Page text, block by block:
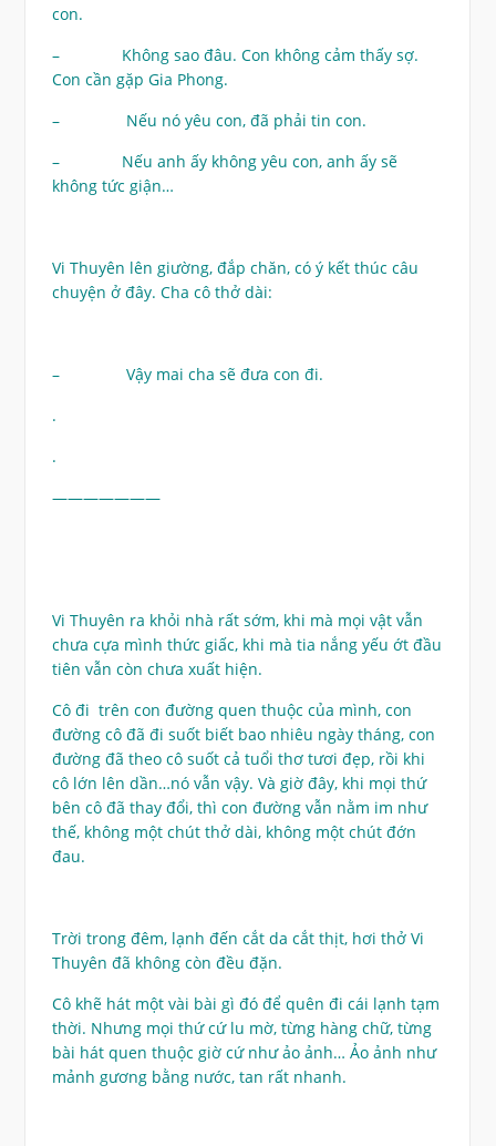
con.
– Không sao đâu. Con không cảm thấy sợ.
Con cần gặp Gia Phong.
– Nếu nó yêu con, đã phải tin con.
– Nếu anh ấy không yêu con, anh ấy sẽ
không tức giận…
Vi Thuyên lên giường, đắp chăn, có ý kết thúc câu
chuyện ở đây. Cha cô thở dài:
– Vậy mai cha sẽ đưa con đi.
.
.
———————
Vi Thuyên ra khỏi nhà rất sớm, khi mà mọi vật vẫn
chưa cựa mình thức giấc, khi mà tia nắng yếu ớt đầu
tiên vẫn còn chưa xuất hiện.
Cô đi trên con đường quen thuộc của mình, con
đường cô đã đi suốt biết bao nhiêu ngày tháng, con
đường đã theo cô suốt cả tuổi thơ tươi đẹp, rồi khi
cô lớn lên dần…nó vẫn vậy. Và giờ đây, khi mọi thứ
bên cô đã thay đổi, thì con đường vẫn nằm im như
thế, không một chút thở dài, không một chút đớn
đau.
Trời trong đêm, lạnh đến cắt da cắt thịt, hơi thở Vi
Thuyên đã không còn đều đặn.
Cô khẽ hát một vài bài gì đó để quên đi cái lạnh tạm
thời. Nhưng mọi thứ cứ lu mờ, từng hàng chữ, từng
bài hát quen thuộc giờ cứ như ảo ảnh… Ảo ảnh như
mảnh gương bằng nước, tan rất nhanh.